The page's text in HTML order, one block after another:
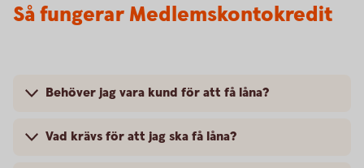
Så fungerar Medlemskontokredit
Behöver jag vara kund för att få låna?
Vad krävs för att jag ska få låna?